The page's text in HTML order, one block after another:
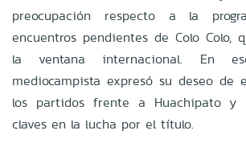
preocupación respecto a la
encuentros pendientes de Colo Colo,
la ventana internacional. En
mediocampista expresó su deseo de
los partidos frente a Huachipato y
claves en la lucha por el título.